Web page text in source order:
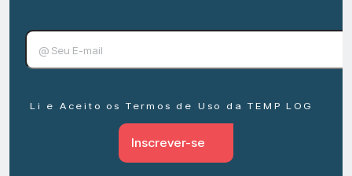
Li e Aceito os Termos de Uso da TEMP LOG
Inscrever-se